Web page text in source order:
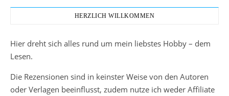
HERZLICH WILLKOMMEN
Hier dreht sich alles rund um mein liebstes Hobby – dem
Lesen.
Die Rezensionen sind in keinster Weise von den Autoren
oder Verlagen beeinflusst, zudem nutze ich weder Affiliate